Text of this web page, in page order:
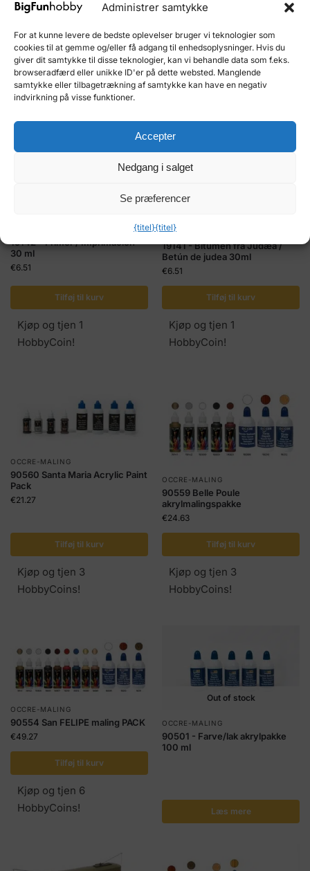
Administrer samtykke
For at kunne levere de bedste oplevelser bruger vi teknologier som
cookies til at gemme og/eller få adgang til enhedsoplysninger. Hvis du
giver dit samtykke til disse teknologier, kan vi behandle data som f.eks.
browseradfærd eller unikke ID'er på dette websted. Manglende
samtykke eller tilbagetrækning af samtykke kan have en negativ
indvirkning på visse funktioner.
Accepter
Nedgang i salget
Se præferencer
{titel}{titel}
Kjøp og tjen 4
Kjøp og tjen 5
19142 – Primer / Imprimación
30 ml
€6.51
Tilføj til kurv
Kjøp og tjen 1
HobbyCoin!
OCCRE-MALING
19141 - Bitumen fra Judæa /
Betún de judea 30ml
€6.51
Tilføj til kurv
Kjøp og tjen 1
HobbyCoin!
OCCRE-MALING
90560 Santa Maria Acrylic Paint
Pack
€21.27
Tilføj til kurv
Kjøp og tjen 3
HobbyCoins!
OCCRE-MALING
90559 Belle Poule
akrylmalingspakke
€24.63
Tilføj til kurv
Kjøp og tjen 3
HobbyCoins!
OCCRE-MALING
90554 San FELIPE maling PACK
€49.27
Tilføj til kurv
Kjøp og tjen 6
HobbyCoins!
Out of stock
OCCRE-MALING
90501 - Farve/lak akrylpakke
100 ml
Læs mere